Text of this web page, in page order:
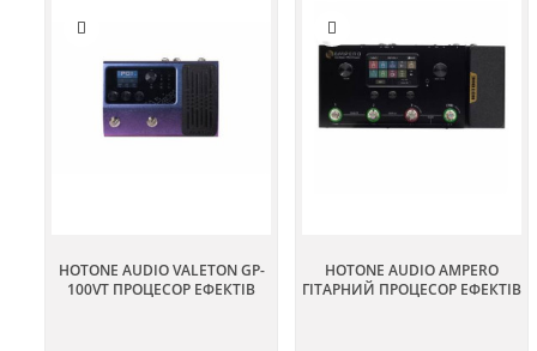
HOTONE AUDIO VALETON GP-
100VT ПРОЦЕСОР ЕФЕКТІВ
HOTONE AUDIO AMPERO
ГІТАРНИЙ ПРОЦЕСОР ЕФЕКТІВ